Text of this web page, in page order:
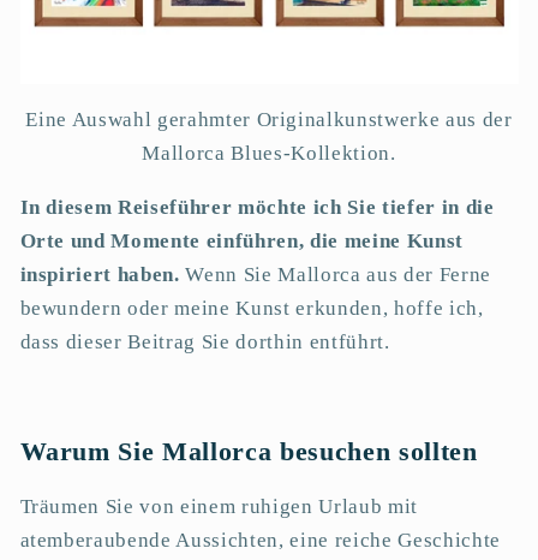
Eine Auswahl gerahmter Originalkunstwerke aus der
Mallorca Blues-Kollektion.
In diesem Reiseführer möchte ich Sie tiefer in die
Orte und Momente einführen, die meine Kunst
inspiriert haben. Wenn Sie Mallorca aus der Ferne
bewundern oder meine Kunst erkunden, hoffe ich,
dass dieser Beitrag Sie dorthin entführt.
Warum Sie Mallorca besuchen sollten
Träumen Sie von einem ruhigen Urlaub mit
atemberaubende Aussichten, eine reiche Geschichte